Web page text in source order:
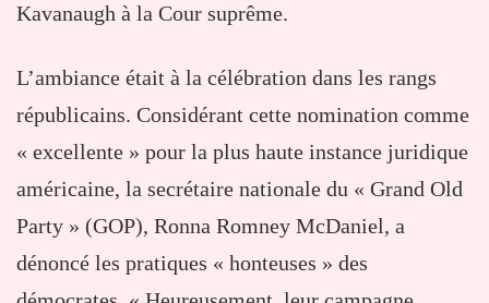
Kavanaugh à la Cour suprême.
L’ambiance était à la célébration dans les rangs
républicains. Considérant cette nomination comme
« excellente » pour la plus haute instance juridique
américaine, la secrétaire nationale du « Grand Old
Party » (GOP), Ronna Romney McDaniel, a
dénoncé les pratiques « honteuses » des